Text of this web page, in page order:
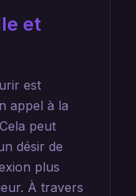
et
est
appel à la
peut
désir de
plus
À travers